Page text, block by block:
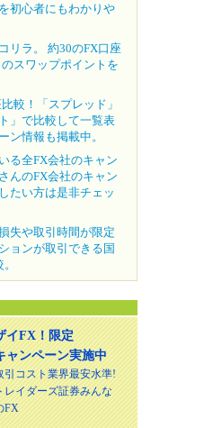
初心者にもわかりや
リラ。 約30のFX口座
スワップポイントを
較！「スプレッド」
」で比較して一覧表
ン情報も掲載中。
る全FX会社のキャン
んのFX会社のキャン
たい方は是非チェッ
失や取引時間が限定
ョンが取引できる国
イFX！限定
ャンペーン実施中
引コスト業界最安水準!
レイダーズ証券みんな
FX